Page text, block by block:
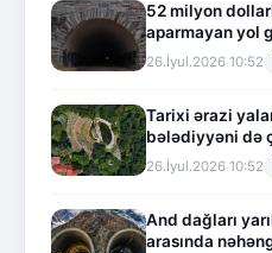
52 milyon
aparmayan yol
26.İyul.2026 10:52
Tarixi ərazi
bələdiyyəni də
26.İyul.2026 10:52
And dağları
arasında